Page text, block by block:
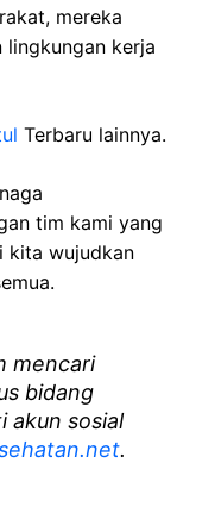
mereka
kerja
Terbaru lainnya.
tim kami yang
kita wujudkan
mencari
bidang
akun sosial
.